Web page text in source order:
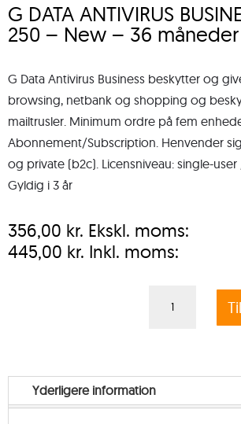
G DATA ANTIVIRUS
250 – New – 36 måneder
G Data Antivirus Business beskytter og
browsing, netbank og shopping og
mailtrusler. Minimum ordre på fem
Abonnement/Subscription. Henvender
og private (b2c). Licensniveau: single-
Gyldig i 3 år
356,00 kr. Ekskl. moms:
445,00 kr. Inkl. moms:
–
from
Yderligere information